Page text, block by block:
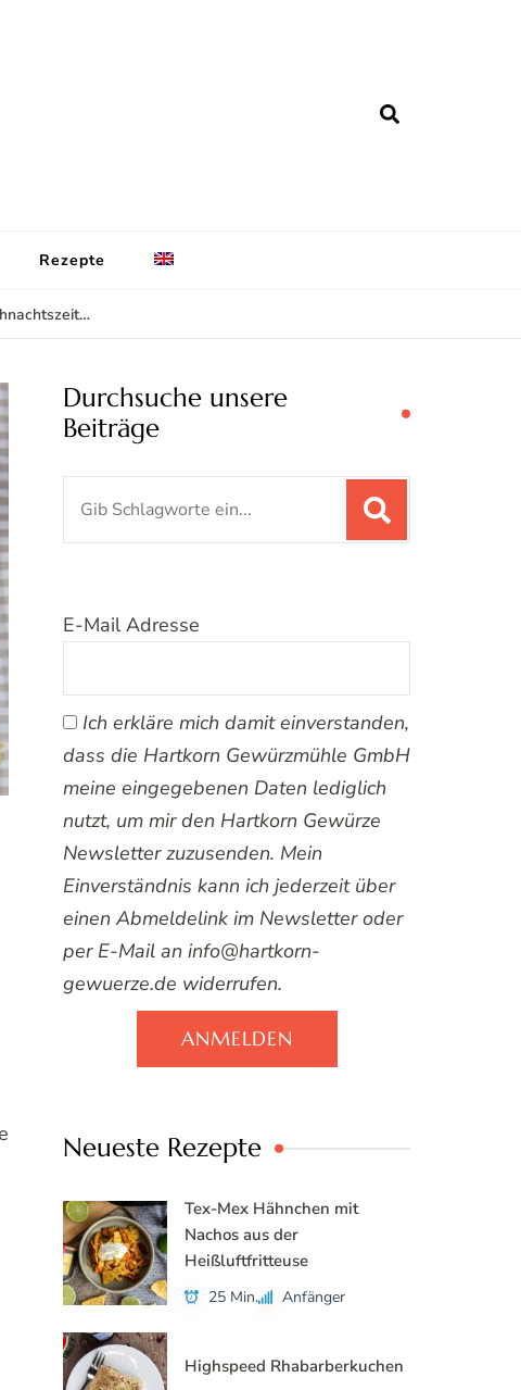
Rezepte
Durchsuche unsere
Beiträge
E-Mail Adresse
Ich erkläre mich damit einverstanden,
dass die Hartkorn Gewürzmühle GmbH
meine eingegebenen Daten lediglich
nutzt, um mir den Hartkorn Gewürze
Newsletter zuzusenden. Mein
Einverständnis kann ich jederzeit über
einen Abmeldelink im Newsletter oder
per E-Mail an info@hartkorn-
gewuerze.de widerrufen.
ANMELDEN
Neueste Rezepte
Tex-Mex Hähnchen mit
Nachos aus der
Heißluftfritteuse
25 Min. Anfänger
Highspeed Rhabarberkuchen